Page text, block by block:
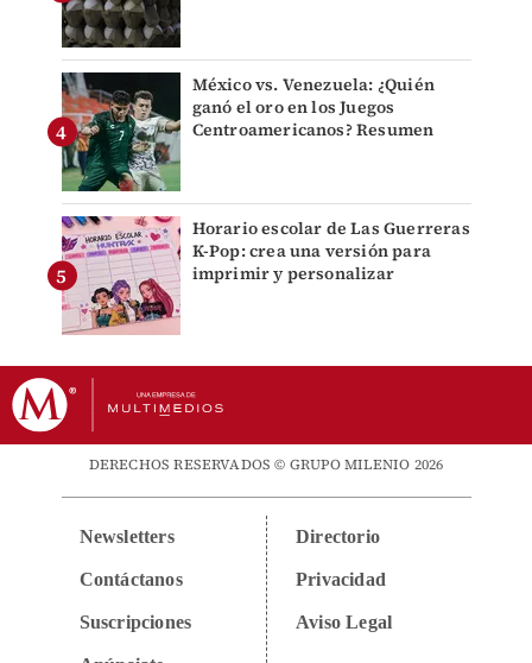
México vs. Venezuela: ¿Quién
ganó el oro en los Juegos
Centroamericanos? Resumen
Horario escolar de Las Guerreras
K-Pop: crea una versión para
imprimir y personalizar
DERECHOS RESERVADOS © GRUPO MILENIO 2026
Newsletters
Contáctanos
Suscripciones
Directorio
Privacidad
Aviso Legal